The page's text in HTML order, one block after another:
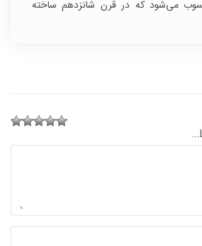
شهر اینسبروک، یکی از معروف ترین و